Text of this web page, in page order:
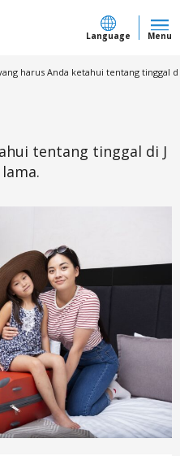
Language Menu
harus Anda ketahui tentang tinggal d
tentang tinggal di J